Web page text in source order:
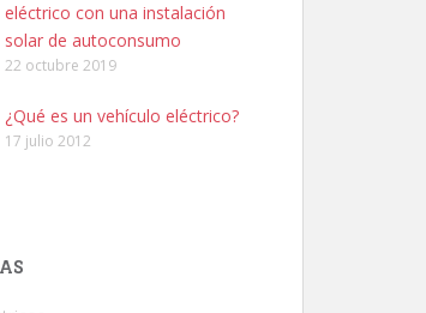
eléctrico con una instalación
solar de autoconsumo
22 octubre 2019
¿Qué es un vehículo eléctrico?
17 julio 2012